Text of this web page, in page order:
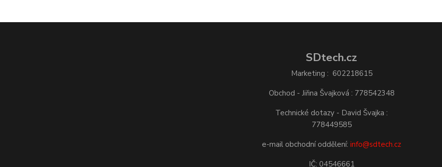
SDtech.cz
Marketing : 602218615
Obchod - Jiřina Švajková : 778542348
Technické dotazy - David Švajka :
778449585
e-mail obchodní oddělení: info@sdtech.cz
IČ: 04546661